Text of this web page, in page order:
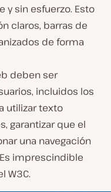
y sin esfuerzo. Esto
claros, barras de
de forma
deben ser
incluidos los
utilizar texto
garantizar que el
una navegación
imprescindible
W3C.